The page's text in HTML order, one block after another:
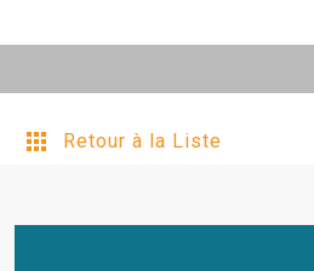
Retour à la Liste